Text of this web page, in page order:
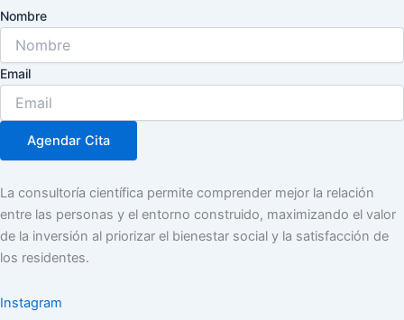
Nombre
Email
Agendar Cita
La consultoría científica permite comprender mejor la relación
entre las personas y el entorno construido, maximizando el valor
de la inversión al priorizar el bienestar social y la satisfacción de
los residentes.
Instagram